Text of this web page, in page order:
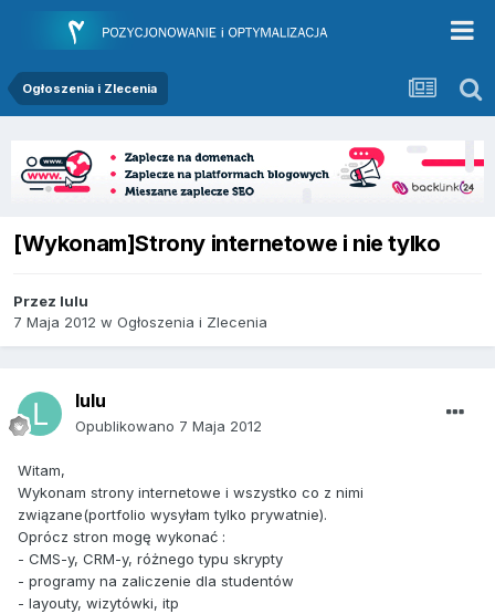
Ogłoszenia i Zlecenia
[Wykonam]Strony internetowe i nie tylko
Przez lulu
7 Maja 2012 w Ogłoszenia i Zlecenia
lulu
Opublikowano 7 Maja 2012
Witam,
Wykonam strony internetowe i wszystko co z nimi
związane(portfolio wysyłam tylko prywatnie).
Oprócz stron mogę wykonać :
- CMS-y, CRM-y, różnego typu skrypty
- programy na zaliczenie dla studentów
- layouty, wizytówki, itp